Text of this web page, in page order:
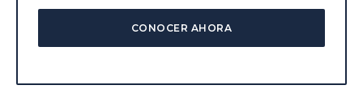
CONOCER AHORA